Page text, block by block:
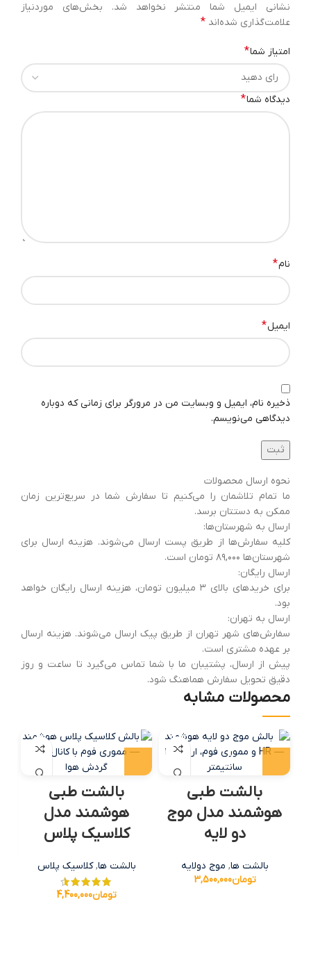
نشانی ایمیل شما منتشر نخواهد شد.
بخش‌های موردنیاز
علامت‌گذاری شده‌اند *
امتیاز شما*
دیدگاه شما*
نام*
ایمیل*
ذخیره نام، ایمیل و وبسایت من در مرورگر برای زمانی که دوباره
دیدگاهی می‌نویسم.
نحوه ارسال محصولات
ما تمام تلاشمان را می‌کنیم تا سفارش شما در سریع‌ترین زمان
ممکن به دستتان برسد.
ارسال به شهرستان‌ها:
کلیه سفارش‌ها از طریق پست ارسال می‌شوند. هزینه ارسال برای
شهرستان‌ها ۸۹,۰۰۰ تومان است.
ارسال رایگان:
برای خریدهای بالای ۳ میلیون تومان، هزینه ارسال رایگان خواهد
بود.
ارسال به تهران:
سفارش‌های شهر تهران از طریق پیک ارسال می‌شوند. هزینه ارسال
بر عهده مشتری است.
پیش از ارسال، پشتیبان ما با شما تماس می‌گیرد تا ساعت و روز
دقیق تحویل سفارش هماهنگ شود.
محصولات مشابه
بالشت طبی
هوشمند مدل موج
دو لایه
بالشت ها, موج دولایه
تومان3,500,000
بالشت طبی
هوشمند مدل
کلاسیک پلاس
بالشت ها,کلاسیک پلاس
تومان4,400,000